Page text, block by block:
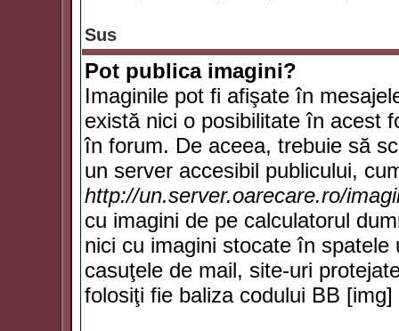
Sus
Pot publica imagini?
Imaginile pot fi afişate în
există nici o posibilitate în acest
în forum. De aceea, trebuie să
un server accesibil publicului,
http://un.server.oarecare.ro/
cu imagini de pe calculatorul
nici cu imagini stocate în
casuţele de mail, site-uri
folosiţi fie baliza codului BB